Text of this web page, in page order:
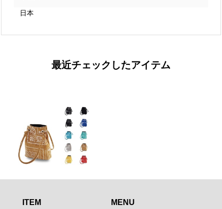
日本
最近チェックしたアイテム
ITEM MENU